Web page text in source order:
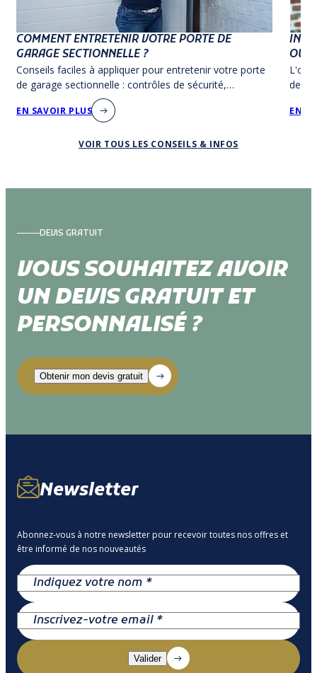
COMMENT ENTRETENIR VOTRE PORTE DE
GARAGE SECTIONNELLE ?
Conseils faciles à appliquer pour entretenir votre porte
de garage sectionnelle : contrôles de sécurité,
manipulations de contrôle et nettoyage.
EN SAVOIR PLUS EN
VOIR TOUS LES CONSEILS & INFOS
DEVIS GRATUIT
VOUS SOUHAITEZ AVOIR
UN DEVIS GRATUIT ET
PERSONNALISÉ ?
Newsletter
Abonnez-vous à notre newsletter pour recevoir toutes nos offres et
être informé de nos nouveautés